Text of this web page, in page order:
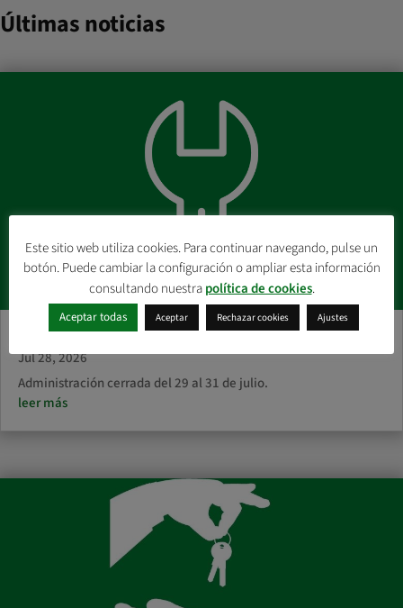
Últimas noticias
Jul 28, 2026
Administración cerrada del 29 al 31 de julio.
leer más
Este sitio web utiliza cookies. Para continuar navegando, pulse un
botón. Puede cambiar la configuración o ampliar esta información
consultando nuestrapolítica de cookies.
Aceptar todas Aceptar Rechazar cookies Ajustes